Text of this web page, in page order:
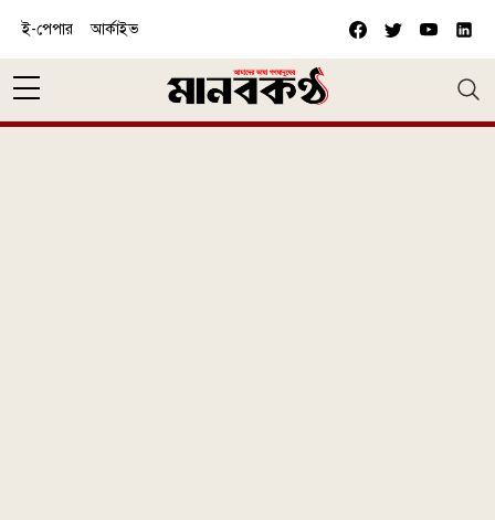
ই-পেপার আর্কাইভ